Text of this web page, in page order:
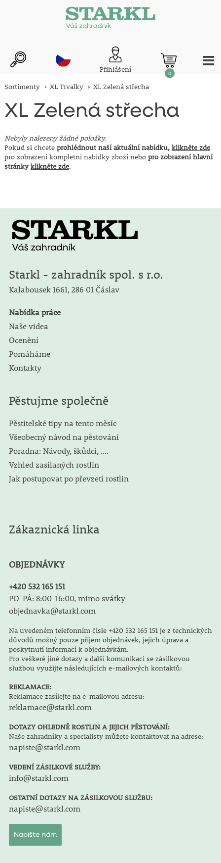
Přihlášení 0
Sortimenty XL Trvalky XL Zelená střecha
XL Zelená střecha
Nebyly nalezeny žádné položky.
Pokud si chcete prohlédnout naší aktuální nabídku, klikněte zde
pro zobrazení kompletní nabídky zboží nebo pro zobrazení hlavní
stránkyklikněte zde.
Starkl - zahradník spol. s r.o.
Kalabousek 1661, 286 01 Čáslav
Nabídka práce
Naše videa
Ocenění
Pomáháme
Kontakty
Pěstujme společně
Pěstitelské tipy na tento měsíc
Všeobecný návod na pěstování
Poradna: Návody, škůdci, ....
Vzhled zasílaných rostlin
Jak postupovat po převzetí rostlin
Zákaznická linka
OBJEDNÁVKY
+420 532 165 151
PO-PÁ: 8:00-16:00, mimo svátky
objednavka@starkl.com
Na uvedeném telefonním čísle +420 532 165 151 je z technických
důvodů možný pouze příjem objednávek, jejich úprava a
poskytnutí informací k objednávkám.
Pro veškeré jiné dotazy a další komunikaci se zásilkovou
službou využijte následujících e-mailových kontaktů:
REKLAMACE:
Reklamace zasílejte na e-mailovou adresu:
reklamace@starkl.com
DOTAZY OHLEDNĚ ROSTLIN A JEJICH PĚSTOVÁNÍ:
Naše zahradníky a specialisty můžete kontaktovat na adrese:
napiste@starkl.com
VEDENÍ ZÁSILKOVÉ SLUŽBY:
info@starkl.com
OSTATNÍ DOTAZY NA ZÁSILKOVOU SLUŽBU:
napiste@starkl.com
Napište nám